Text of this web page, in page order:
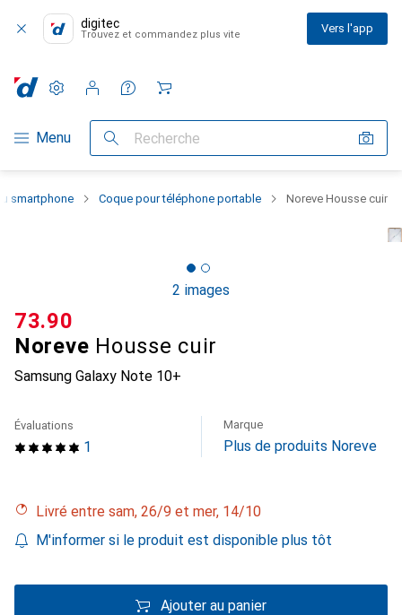
digitec
Trouvez et commandez plus vite Vers l'app
Navigation par catégorie
Menu Recherche
Paramètres
Compte client
Listes de comparaison
Listes d'envies
Panier
smartphone Coque pour téléphone portable Noreve Housse cuir
2 images
Noreve Housse cuir
Samsung Galaxy Note 10+
CHF
73.90
1
Évaluations Marque
Plus de produits Noreve
Livré entre sam, 26/9 et mer, 14/10
M'informer si le produit est disponible plus tôt
Ajouter au panier